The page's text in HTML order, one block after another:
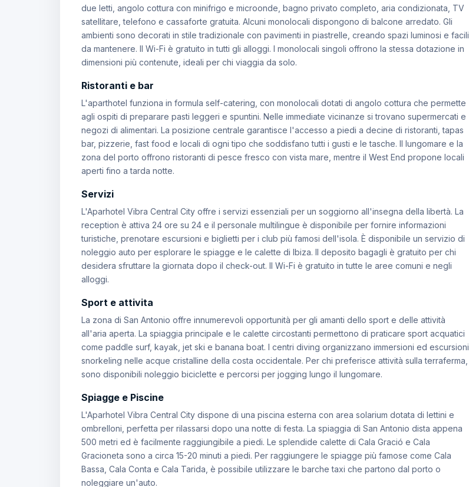
due letti, angolo cottura con minifrigo e microonde, bagno privato completo, aria condizionata, TV
satellitare, telefono e cassaforte gratuita. Alcuni monolocali dispongono di balcone arredato. Gli
ambienti sono decorati in stile tradizionale con pavimenti in piastrelle, creando spazi luminosi e facili
da mantenere. Il Wi-Fi è gratuito in tutti gli alloggi. I monolocali singoli offrono la stessa dotazione in
dimensioni più contenute, ideali per chi viaggia da solo.
Ristoranti e bar
L'aparthotel funziona in formula self-catering, con monolocali dotati di angolo cottura che permette
agli ospiti di preparare pasti leggeri e spuntini. Nelle immediate vicinanze si trovano supermercati e
negozi di alimentari. La posizione centrale garantisce l'accesso a piedi a decine di ristoranti, tapas
bar, pizzerie, fast food e locali di ogni tipo che soddisfano tutti i gusti e le tasche. Il lungomare e la
zona del porto offrono ristoranti di pesce fresco con vista mare, mentre il West End propone locali
aperti fino a tarda notte.
Servizi
L'Aparhotel Vibra Central City offre i servizi essenziali per un soggiorno all'insegna della libertà. La
reception è attiva 24 ore su 24 e il personale multilingue è disponibile per fornire informazioni
turistiche, prenotare escursioni e biglietti per i club più famosi dell'isola. È disponibile un servizio di
noleggio auto per esplorare le spiagge e le calette di Ibiza. Il deposito bagagli è gratuito per chi
desidera sfruttare la giornata dopo il check-out. Il Wi-Fi è gratuito in tutte le aree comuni e negli
alloggi.
Sport e attivita
La zona di San Antonio offre innumerevoli opportunità per gli amanti dello sport e delle attività
all'aria aperta. La spiaggia principale e le calette circostanti permettono di praticare sport acquatici
come paddle surf, kayak, jet ski e banana boat. I centri diving organizzano immersioni ed escursioni
snorkeling nelle acque cristalline della costa occidentale. Per chi preferisce attività sulla terraferma,
sono disponibili noleggio biciclette e percorsi per jogging lungo il lungomare.
Spiagge e Piscine
L'Aparhotel Vibra Central City dispone di una piscina esterna con area solarium dotata di lettini e
ombrelloni, perfetta per rilassarsi dopo una notte di festa. La spiaggia di San Antonio dista appena
500 metri ed è facilmente raggiungibile a piedi. Le splendide calette di Cala Gració e Cala
Gracioneta sono a circa 15-20 minuti a piedi. Per raggiungere le spiagge più famose come Cala
Bassa, Cala Conta e Cala Tarida, è possibile utilizzare le barche taxi che partono dal porto o
noleggiare un'auto.